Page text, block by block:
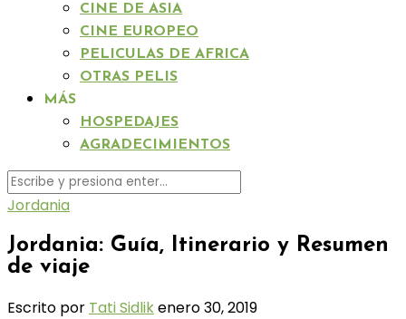
CINE DE ASIA
CINE EUROPEO
PELICULAS DE AFRICA
OTRAS PELIS
MÁS
HOSPEDAJES
AGRADECIMIENTOS
Jordania
Jordania: Guía, Itinerario y Resumen
de viaje
Escrito por Tati Sidlikenero 30, 2019